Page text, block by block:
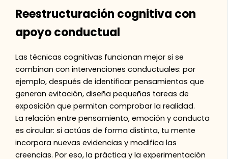
Reestructuración cognitiva con
apoyo conductual
Las técnicas cognitivas funcionan mejor si se
combinan con intervenciones conductuales: por
ejemplo, después de identificar pensamientos que
generan evitación, diseña pequeñas tareas de
exposición que permitan comprobar la realidad.
La relación entre pensamiento, emoción y conducta
es circular: si actúas de forma distinta, tu mente
incorpora nuevas evidencias y modifica las
creencias. Por eso, la práctica y la experimentación